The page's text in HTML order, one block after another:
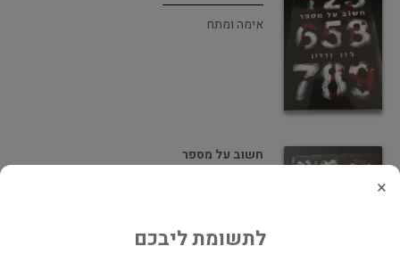
אימה ומתח
חשוב על מספר
×
לתשומת ליבכם